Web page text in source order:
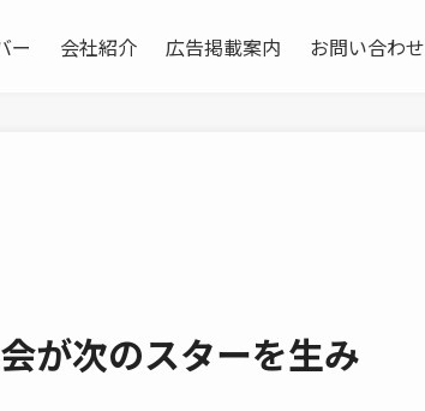
ー 会社紹介 広告掲載案内 お問い合わせ
が次のスターを生み